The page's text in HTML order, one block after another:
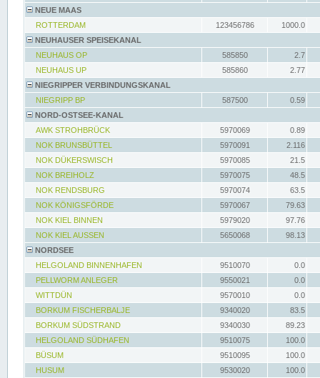
NEUE MAAS
ROTTERDAM
123456786
1000.0
NEUHAUSER SPEISEKANAL
NEUHAUS OP
585850
2.7
NEUHAUS UP
585860
2.77
NIEGRIPPER VERBINDUNGSKANAL
NIEGRIPP BP
587500
0.59
NORD-OSTSEE-KANAL
AWK STROHBRÜCK
5970069
0.89
NOK BRUNSBÜTTEL
5970091
2.116
NOK DÜKERSWISCH
5970085
21.5
NOK BREIHOLZ
5970075
48.5
NOK RENDSBURG
5970074
63.5
NOK KÖNIGSFÖRDE
5970067
79.63
NOK KIEL BINNEN
5979020
97.76
NOK KIEL AUSSEN
5650068
98.13
NORDSEE
HELGOLAND BINNENHAFEN
9510070
0.0
PELLWORM ANLEGER
9550021
0.0
WITTDÜN
9570010
0.0
BORKUM FISCHERBALJE
9340020
83.5
BORKUM SÜDSTRAND
9340030
89.23
HELGOLAND SÜDHAFEN
9510075
100.0
BÜSUM
9510095
100.0
HUSUM
9530020 100.0